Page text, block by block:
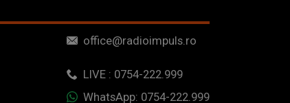
office@radioimpuls.ro
LIVE : 0754-222.999
WhatsApp: 0754-222.999